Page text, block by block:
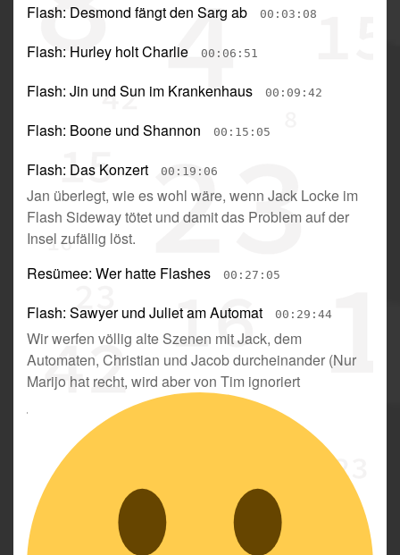
Flash: Desmond fängt den Sarg ab 00:03:08
Flash: Hurley holt Charlie 00:06:51
Flash: Jin und Sun im Krankenhaus 00:09:42
Flash: Boone und Shannon 00:15:05
Flash: Das Konzert 00:19:06
Jan überlegt, wie es wohl wäre, wenn Jack Locke im
Flash Sideway tötet und damit das Problem auf der
Insel zufällig löst.
Resümee: Wer hatte Flashes
00:27:05
Flash: Sawyer und Juliet am Automat 00:29:44
Wir werfen völlig alte Szenen mit Jack, dem
Automaten, Christian und Jacob durcheinander (Nur
Marijo hat recht, wird aber von Tim ignoriert